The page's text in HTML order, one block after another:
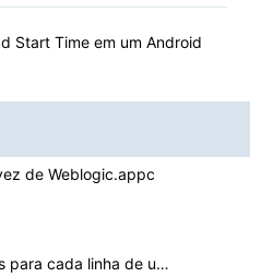
Start Time em um Android
de Weblogic.appc
Como definir diferentes valores para cada linha de uma …